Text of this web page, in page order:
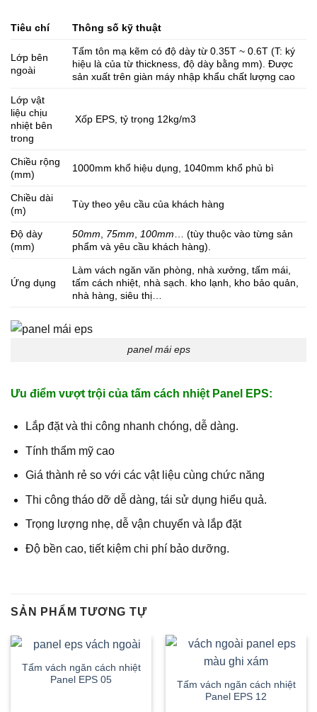
Tiêu chí Thông số kỹ thuật
Lớp bên
ngoài
Tấm tôn mạ kẽm có độ dày từ 0.35T ~ 0.6T (T: ký
hiệu là của từ thickness, độ dày bằng mm). Được
sản xuất trên giàn máy nhập khẩu chất lượng cao
Lớp vật
liệu chịu
nhiệt bên
trong
Xốp EPS, tỷ trọng 12kg/m3
Chiều rộng
(mm)
1000mm khổ hiệu dụng, 1040mm khổ phủ bì
Chiều dài
(m)
Tùy theo yêu cầu của khách hàng
Độ dày
(mm)
50mm, 75mm,100mm… (tùy thuộc vào từng sản
phẩm và yêu cầu khách hàng).
Ứng dụng
Làm vách ngăn văn phòng, nhà xưởng, tấm mái,
tấm cách nhiệt, nhà sạch. kho lạnh, kho bảo quản,
nhà hàng, siêu thị…
panel mái eps
Ưu điểm vượt trội của tấm cách nhiệt Panel EPS:
Lắp đặt và thi công nhanh chóng, dễ dàng.
Tính thẩm mỹ cao
Giá thành rẻ so với các vật liệu cùng chức năng
Thi công tháo dỡ dễ dàng, tái sử dụng hiểu quả.
Trọng lượng nhẹ, dễ vận chuyển và lắp đặt
Độ bền cao, tiết kiệm chi phí bảo dưỡng.
SẢN PHẨM TƯƠNG TỰ
Tấm vách ngăn cách nhiệt
Panel EPS 05
Tấm vách ngăn cách nhiệt
Panel EPS 12